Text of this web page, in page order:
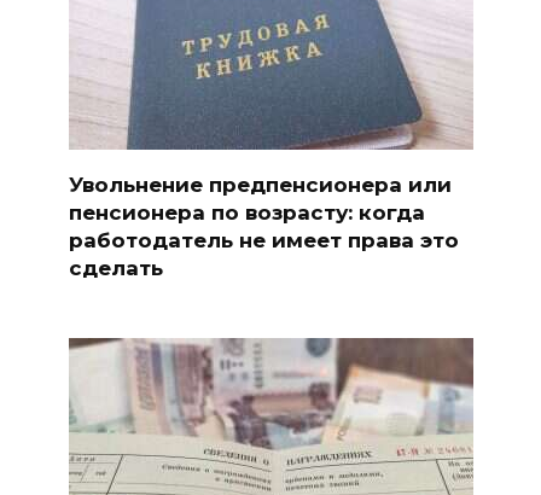
Увольнение предпенсионера или
пенсионера по возрасту: когда
работодатель не имеет права это
сделать